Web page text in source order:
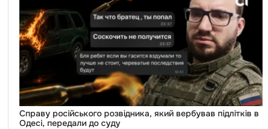
розвідника,
який
вербував
підлітків
Одесі,
передали
суду
Справу російського розвідника, який вербував підлітків в
Одесі, передали до суду